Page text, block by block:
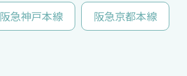
阪急神戸本線 阪急京都本線